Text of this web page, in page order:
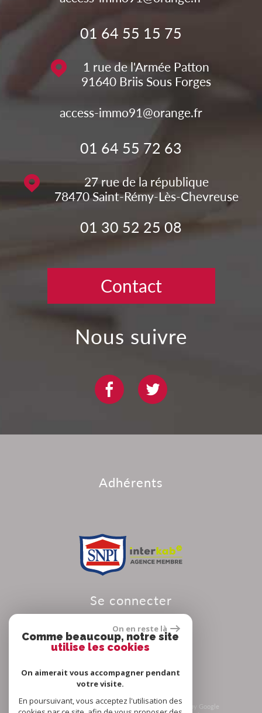
01 64 55 15 75
1 rue de l'Armée Patton
91640 Briis Sous Forges
access-immo91@orange.fr
01 64 55 72 63
27 rue de la république
78470 Saint-Rémy-Lès-Chevreuse
01 30 52 25 08
Contact
nous suivre
adhérents
se connecter
© 2026 | Tous droits réservés | Traduction powered by Google
On en reste là
Comme beaucoup, notre site
utilise les cookies
On aimerait vous accompagner pendant
votre visite.
En poursuivant, vous acceptez l'utilisation des